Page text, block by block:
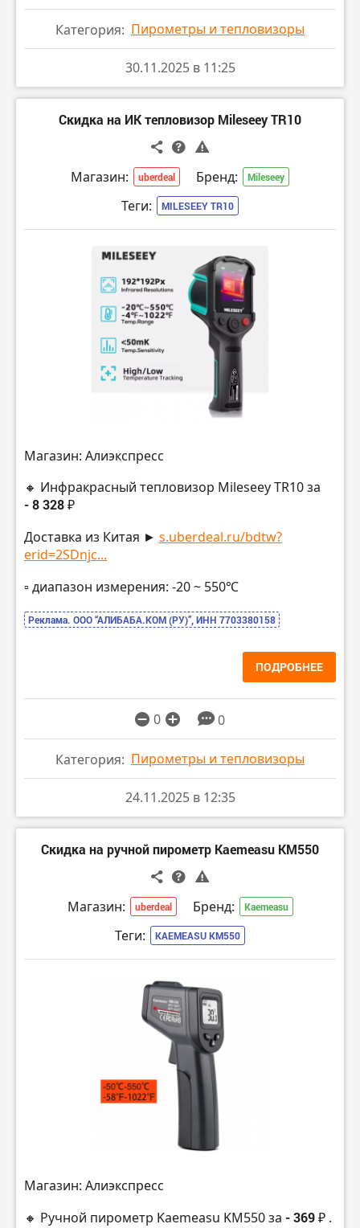
Категория: Пирометры и тепловизоры
30.11.2025 в 11:25
Скидка на ИК тепловизор Mileseey TR10
Магазин: uberdeal Бренд: Mileseey
Теги: MILESEEY TR10
Магазин: Алиэкспресс
🔸 Инфракрасный тепловизор Mileseey TR10 за
- 8 328 ₽
Доставка из Китая ► s.uberdeal.ru/bdtw?
erid=2SDnjc...
▫️ диапазон измерения: -20 ~ 550℃
Реклама. ООО “АЛИБАБА.КОМ (РУ)”, ИНН 7703380158
ПОДРОБНЕЕ
0 0
Категория: Пирометры и тепловизоры
24.11.2025 в 12:35
Скидка на ручной пирометр Kaemeasu KM550
Магазин: uberdeal Бренд: Kaemeasu
Теги: KAEMEASU KM550
Магазин: Алиэкспресс
🔸 Ручной пирометр Kaemeasu KM550 за - 369 ₽ .